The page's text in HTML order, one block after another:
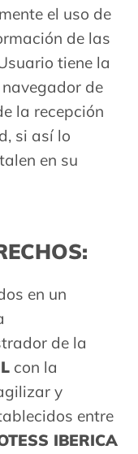
el uso de
de las
tiene la
de
la recepción
si así lo
en su
en un
de la
con la
y
entre
IBERICA